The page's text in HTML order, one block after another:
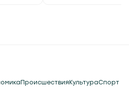
ПроисшествияКультураСпорт